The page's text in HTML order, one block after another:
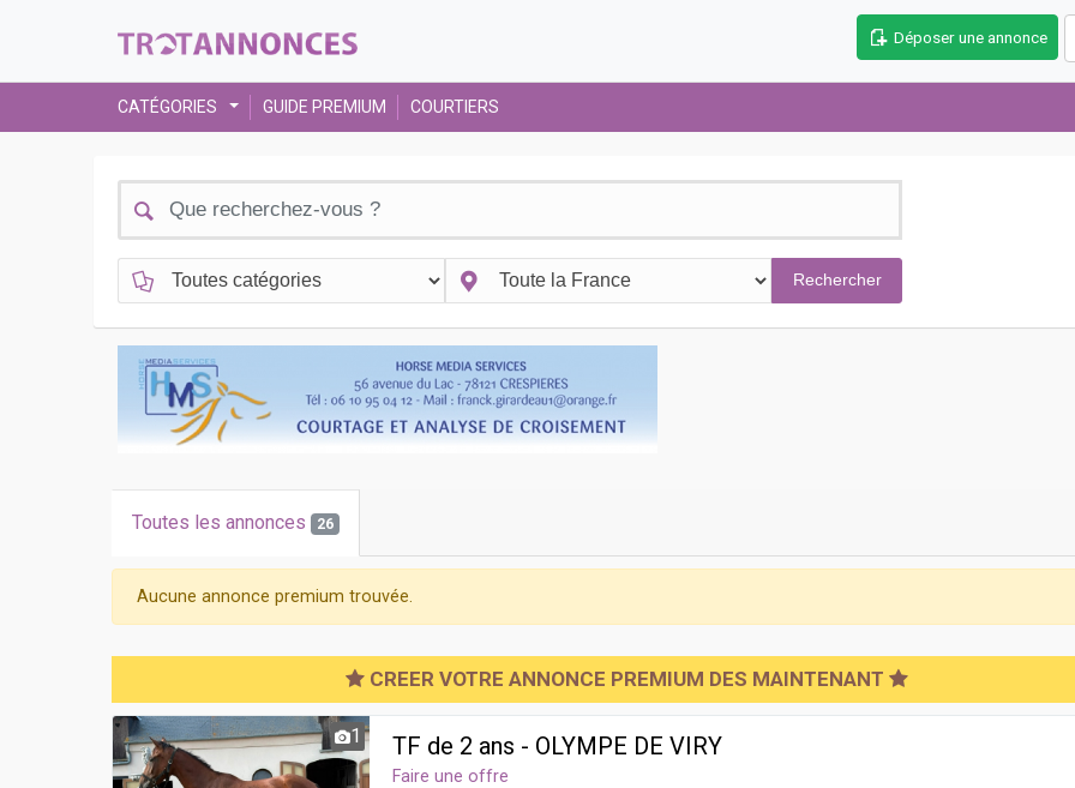
Déposer une annonce
CATÉGORIES GUIDE PREMIUM COURTIERS
Toutes les annonces 26
Aucune annonce premium trouvée.
CREER VOTRE ANNONCE PREMIUM DES MAINTENANT
1 TF de 2 ans - OLYMPE DE VIRY
Faire une offre